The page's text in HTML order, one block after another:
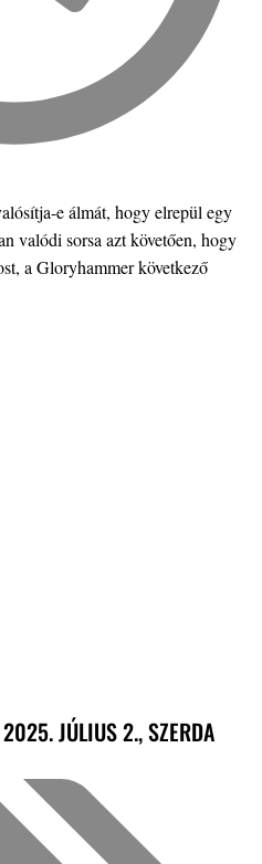
e álmát, hogy elrepül egy
valódi sorsa azt követően, hogy
a Gloryhammer következő
JÚLIUS 2., SZERDA